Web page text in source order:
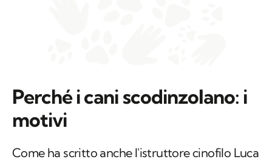
Perché i cani scodinzolano: i
motivi
Come ha scritto anche l'istruttore cinofilo Luca